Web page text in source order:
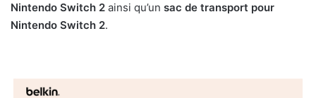
e
Nintendo Switch 2 ainsi qu’un sac de transport pour
Nintendo Switch 2.